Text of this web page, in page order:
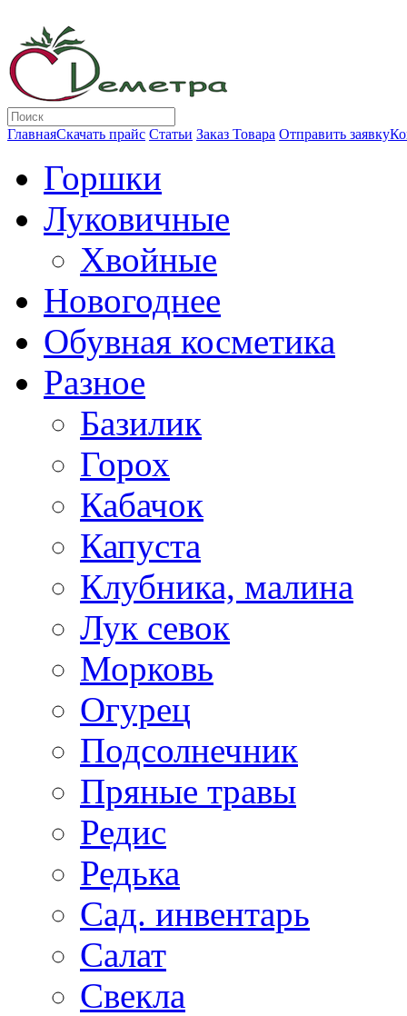
ГлавнаяСкачать прайс Статьи Заказ Товара Отправить заявку
Горшки
Луковичные
Хвойные
Новогоднее
Обувная косметика
Разное
Базилик
Горох
Кабачок
Капуста
Клубника, малина
Лук севок
Морковь
Огурец
Подсолнечник
Пряные травы
Редис
Редька
Сад. инвентарь
Салат
Свекла